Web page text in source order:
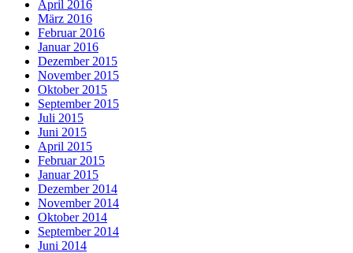
April 2016
März 2016
Februar 2016
Januar 2016
Dezember 2015
November 2015
Oktober 2015
September 2015
Juli 2015
Juni 2015
April 2015
Februar 2015
Januar 2015
Dezember 2014
November 2014
Oktober 2014
September 2014
Juni 2014